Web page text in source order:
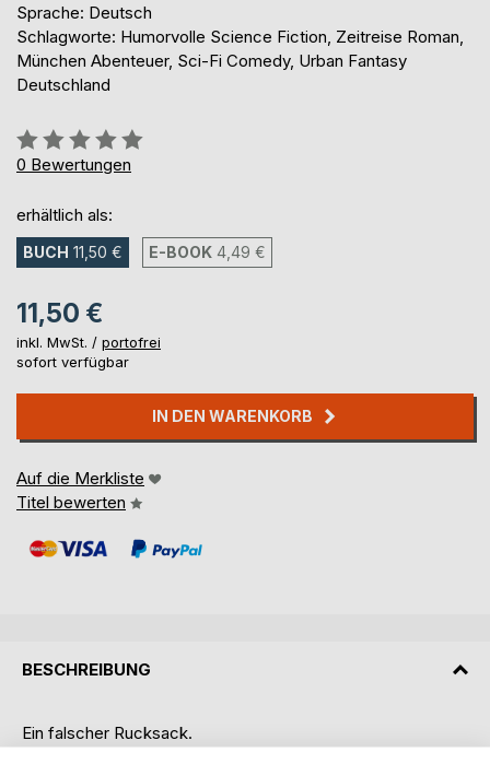
Sprache: Deutsch
Schlagworte: Humorvolle Science Fiction, Zeitreise Roman,
München Abenteuer, Sci-Fi Comedy, Urban Fantasy
Deutschland
Bewertung::
0%
0 Bewertungen
erhältlich als:
BUCH 11,50 € E-BOOK 4,49 €
11,50 €
inkl. MwSt. / portofrei
sofort verfügbar
IN DEN WARENKORB
Auf die Merkliste
Titel bewerten
BESCHREIBUNG
Ein falscher Rucksack.